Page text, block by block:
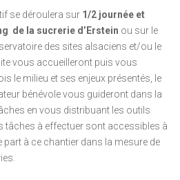
se déroulera sur 1/2 journée et
de la sucrerie d’Erstein ou sur le
des sites alsaciens et/ou le
vous accueilleront puis vous
le milieu et ses enjeux présentés, le
bénévole vous guideront dans la
en vous distribuant les outils
tâches à effectuer sont accessibles à
à ce chantier dans la mesure de